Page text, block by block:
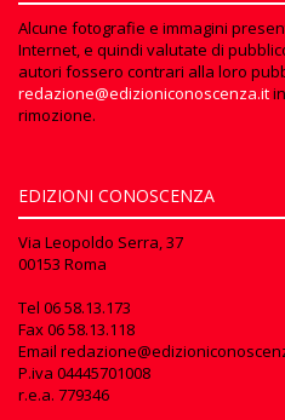
Alcune fotografie e immagini
Internet, e quindi valutate di
autori fossero contrari alla loro
redazione@edizioniconoscenza.it
rimozione.
EDIZIONI CONOSCENZA
Via Leopoldo Serra, 37
00153 Roma
Tel 06 58.13.173
Fax06 58.13.118
Email
P.iva 04445701008
r.e.a. 779346